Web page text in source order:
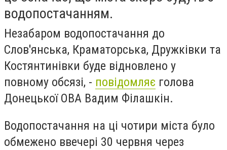
водопостачанням.
Незабаром водопостачання до
Слов'янська, Краматорська, Дружківки та
Костянтинівки буде відновлено у
повному обсязі, - повідомляє голова
Донецької ОВА Вадим Філашкін.
Водопостачання на ці чотири міста було
обмежено ввечері 30 червня через